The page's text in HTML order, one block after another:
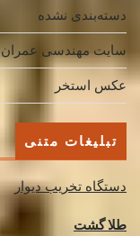
دسته‌بندی نشده
سایت مهندسی عمران
عکس استخر
تبلیغات متنی
دستگاه تخریب دیوار
طلا گشت